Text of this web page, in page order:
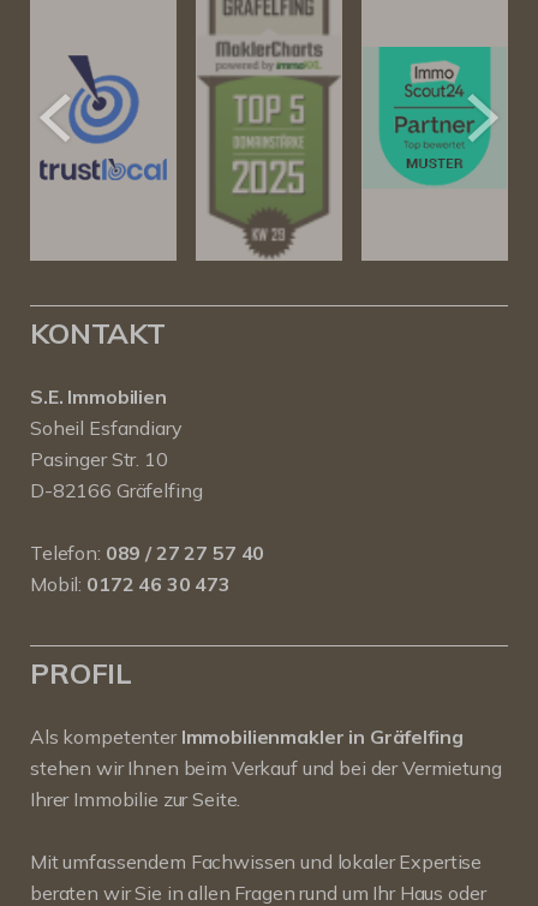
KONTAKT
S.E. Immobilien
Soheil Esfandiary
Pasinger Str. 10
D-82166 Gräfelfing
Telefon: 089 / 27 27 57 40
Mobil: 0172 46 30 473
PROFIL
Als kompetenter Immobilienmakler in Gräfelfing
stehen wir Ihnen beim Verkauf und bei der Vermietung
Ihrer Immobilie zur Seite.
Mit umfassendem Fachwissen und lokaler Expertise
beraten wir Sie in allen Fragen rund um Ihr Haus oder